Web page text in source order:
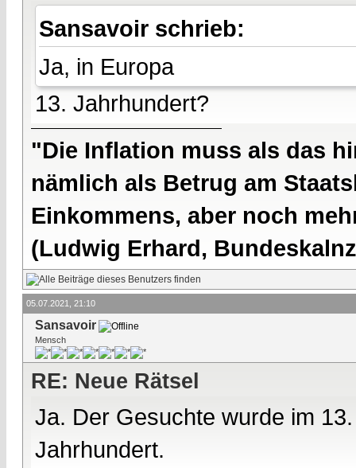
Sansavoir schrieb:
Ja, in Europa
13. Jahrhundert?
"Die Inflation muss als das
nämlich als Betrug am
Einkommens, aber noch
(Ludwig Erhard,
05.07.2021, 21:10
Sansavoir
Mensch
RE: Neue Rätsel
Ja. Der Gesuchte wurde im
Jahrhundert.